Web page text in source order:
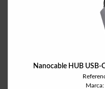
Nanocable HUB USB-